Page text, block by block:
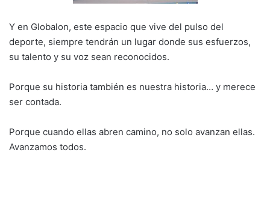
Y en Globalon, este espacio que vive del pulso del
deporte, siempre tendrán un lugar donde sus esfuerzos,
su talento y su voz sean reconocidos.
Porque su historia también es nuestra historia… y merece
ser contada.
Porque cuando ellas abren camino, no solo avanzan ellas.
Avanzamos todos.